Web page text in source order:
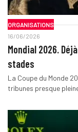
ORGANISATIONS
16/06/2026
Mondial 2026.
stades
La Coupe du Monde
tribunes presque